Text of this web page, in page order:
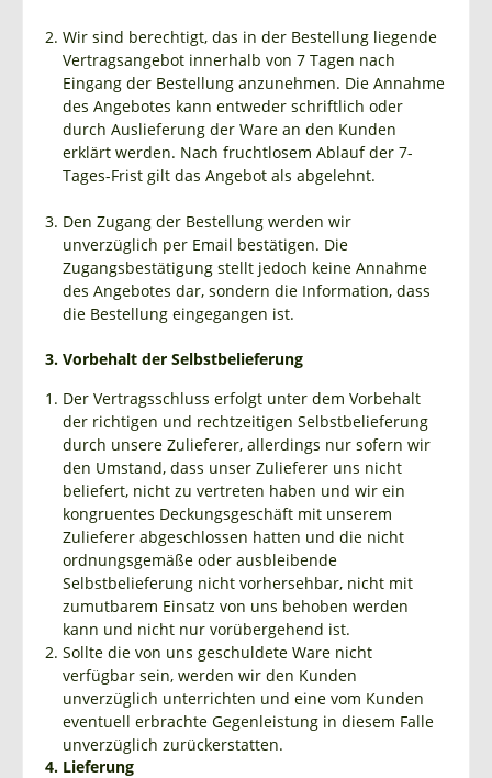
Wir sind berechtigt, das in der Bestellung liegende
Vertragsangebot innerhalb von 7 Tagen nach
Eingang der Bestellung anzunehmen. Die Annahme
des Angebotes kann entweder schriftlich oder
durch Auslieferung der Ware an den Kunden
erklärt werden. Nach fruchtlosem Ablauf der 7-
Tages-Frist gilt das Angebot als abgelehnt.
Den Zugang der Bestellung werden wir
unverzüglich per Email bestätigen. Die
Zugangsbestätigung stellt jedoch keine Annahme
des Angebotes dar, sondern die Information, dass
die Bestellung eingegangen ist.
3. Vorbehalt der Selbstbelieferung
Der Vertragsschluss erfolgt unter dem Vorbehalt
der richtigen und rechtzeitigen Selbstbelieferung
durch unsere Zulieferer, allerdings nur sofern wir
den Umstand, dass unser Zulieferer uns nicht
beliefert, nicht zu vertreten haben und wir ein
kongruentes Deckungsgeschäft mit unserem
Zulieferer abgeschlossen hatten und die nicht
ordnungsgemäße oder ausbleibende
Selbstbelieferung nicht vorhersehbar, nicht mit
zumutbarem Einsatz von uns behoben werden
kann und nicht nur vorübergehend ist.
Sollte die von uns geschuldete Ware nicht
verfügbar sein, werden wir den Kunden
unverzüglich unterrichten und eine vom Kunden
eventuell erbrachte Gegenleistung in diesem Falle
unverzüglich zurückerstatten.
4. Lieferung